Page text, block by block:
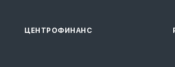
ЦЕНТРОФИНАНС